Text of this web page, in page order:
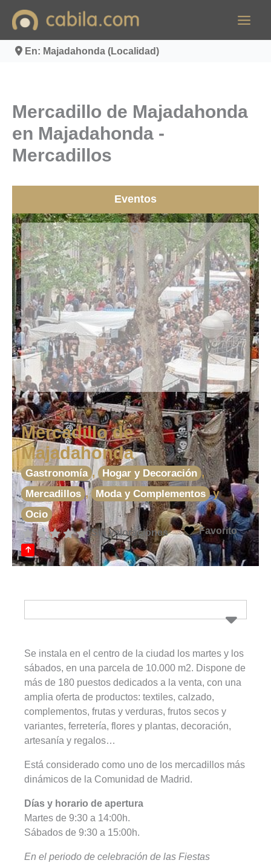
contenido
En: Majadahonda (Localidad)
Mercadillo de Majadahonda
en Majadahonda -
Mercadillos
Eventos
Mercadillo de
Majadahonda
Gastronomía , Hogar y Decoración ,
Mercadillos , Moda y Complementos y
Ocio
Sin valoraciones Favorito
Se instala en el centro de la ciudad los martes y los
sábados, en una parcela de 10.000 m2. Dispone de
más de 180 puestos dedicados a la venta, con una
amplia oferta de productos: textiles, calzado,
complementos, frutas y verduras, frutos secos y
variantes, ferretería, flores y plantas, decoración,
artesanía y regalos…
Está considerado como uno de los mercadillos más
dinámicos de la Comunidad de Madrid.
Días y horario de apertura
Martes de 9:30 a 14:00h.
Sábados de 9:30 a 15:00h.
En el periodo de celebración de las Fiestas